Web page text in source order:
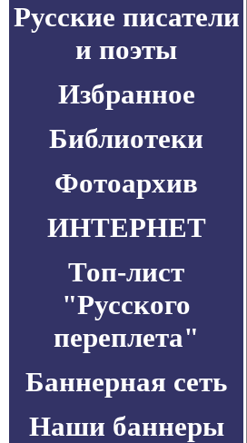
Русские писатели
и поэты
Избранное
Библиотеки
Фотоархив
ИНТЕРНЕТ
Топ-лист
"Русского
переплета"
Баннерная сеть
Наши баннеры